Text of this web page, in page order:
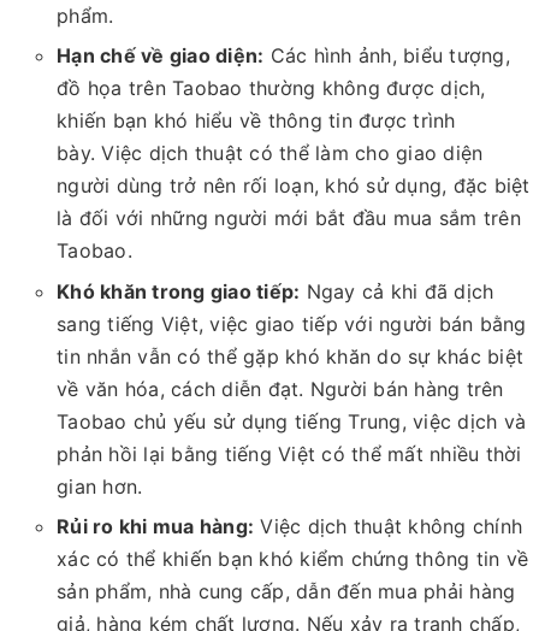
phẩm.
Hạn chế về giao diện: Các hình ảnh, biểu tượng,
đồ họa trên Taobao thường không được dịch,
khiến bạn khó hiểu về thông tin được trình
bày. Việc dịch thuật có thể làm cho giao diện
người dùng trở nên rối loạn, khó sử dụng, đặc biệt
là đối với những người mới bắt đầu mua sắm trên
Taobao.
Khó khăn trong giao tiếp: Ngay cả khi đã dịch
sang tiếng Việt, việc giao tiếp với người bán bằng
tin nhắn vẫn có thể gặp khó khăn do sự khác biệt
về văn hóa, cách diễn đạt. Người bán hàng trên
Taobao chủ yếu sử dụng tiếng Trung, việc dịch và
phản hồi lại bằng tiếng Việt có thể mất nhiều thời
gian hơn.
Rủi ro khi mua hàng: Việc dịch thuật không chính
xác có thể khiến bạn khó kiểm chứng thông tin về
sản phẩm, nhà cung cấp, dẫn đến mua phải hàng
giả, hàng kém chất lượng. Nếu xảy ra tranh chấp,